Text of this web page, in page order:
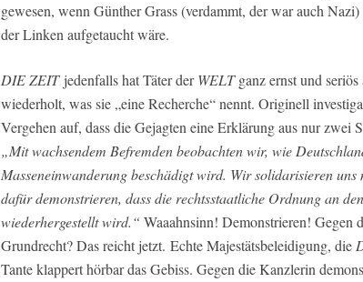
gewesen, wenn Günther Grass (verdammt, der war auch
der Linken aufgetaucht wäre.
DIE ZEITjedenfalls hat Täter derWELTganz ernst und
wiederholt, was sie „eine Recherche“ nennt. Originell
Vergehen auf, dass die Gejagten eine Erklärung aus nur zwei
„Mit wachsendem Befremden beobachten wir, wie
Masseneinwanderung beschädigt wird. Wir solidarisieren
dafür demonstrieren, dass die rechtsstaatliche Ordnung an
wiederhergestellt wird.“ Waaahnsinn! Demonstrieren! Gegen
Grundrecht? Das reicht jetzt. Echte Majestätsbeleidigung, die
Tante klappert hörbar das Gebiss. Gegen die Kanzlerin